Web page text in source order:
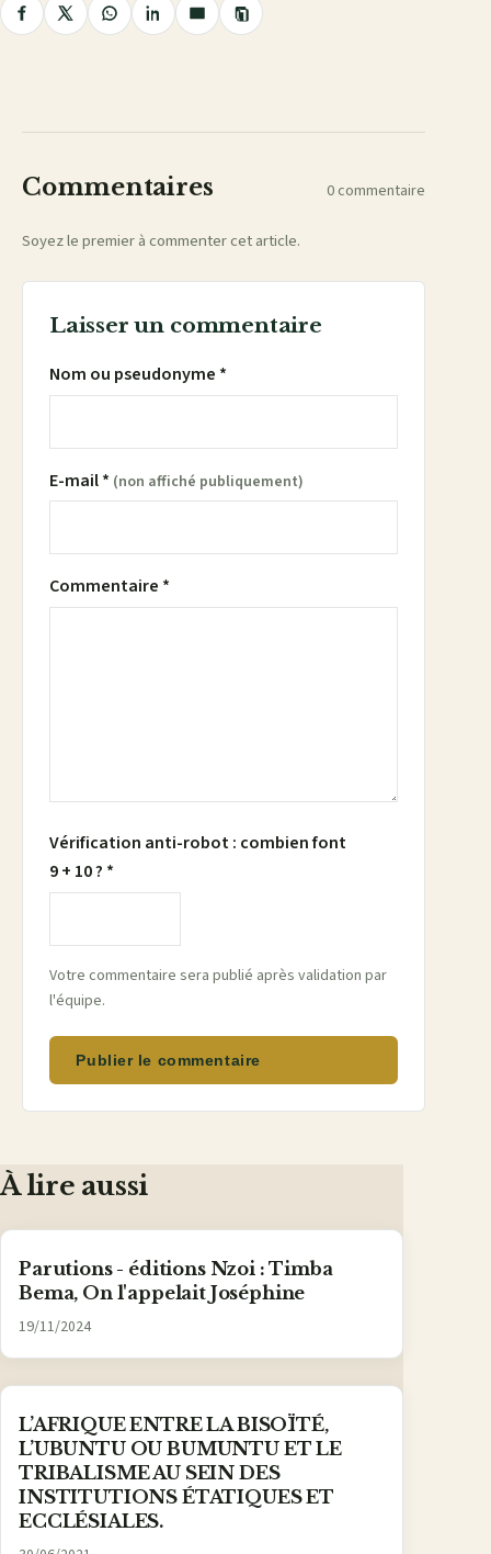
PartagerPartagerPartagerPartagerPartager
Copier
le
Commentaires 0 commentaire
Soyez le premier à commenter cet article.
Laisser un commentaire
Nom ou pseudonyme *
E-mail * (non affiché publiquement)
Commentaire *
Vérification anti-robot : combien font
9 + 10 ? *
Votre commentaire sera publié après validation par
l'équipe.
Publier le commentaire
À lire aussi
Parutions - éditions Nzoi : Timba
Bema, On l'appelait Joséphine
19/11/2024
L’AFRIQUE ENTRE LA BISOÏTÉ,
L’UBUNTU OU BUMUNTU ET LE
TRIBALISME AU SEIN DES
INSTITUTIONS ÉTATIQUES ET
ECCLÉSIALES.